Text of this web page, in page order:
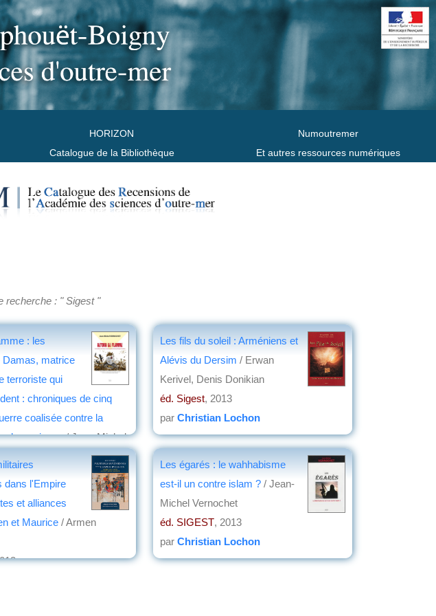
HORIZON
Catalogue de la Bibliothèque
Numoutremer
Et autres ressources numériques
recherche : " Sigest "
: les
Damas, matrice
terroriste qui
: chroniques de cinq
coalisée contre la
syrienne/ Jean-Michel
Les fils du soleil : Arméniens et
Alévis du Dersim / Erwan
Kerivel, Denis Donikian
éd. Sigest, 2013
par Christian Lochon
dans l'Empire
et alliances
et Maurice / Armen
Les égarés : le wahhabisme
est-il un contre islam ? / Jean-
Michel Vernochet
éd. SIGEST, 2013
par Christian Lochon